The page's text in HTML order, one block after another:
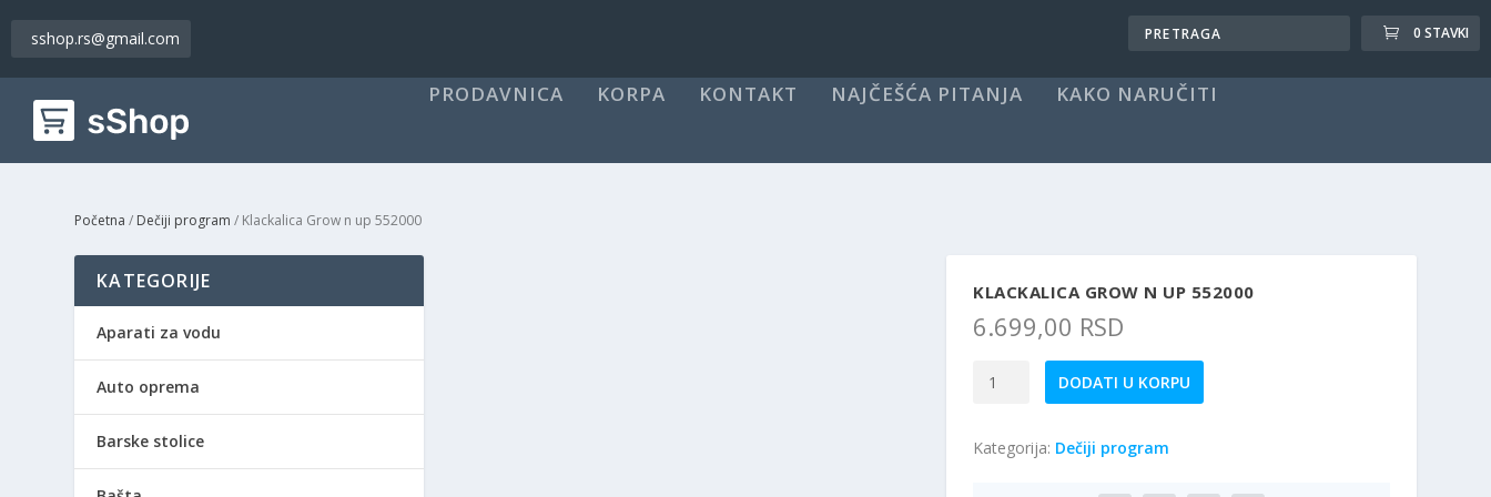
sshop.rs@gmail.com 0 STAVKI
PRODAVNICA KORPA KONTAKT NAJČEŠĆA PITANJA KAKO NARUČITI
Početna / Dečiji program / Klackalica Grow n up 552000
KLACKALICA GROW N UP 552000
6.699,00 RSD
up
DODATI U KORPU
Kategorija: Dečiji program
KATEGORIJE
Aparati za vodu
Auto oprema
Barske stolice